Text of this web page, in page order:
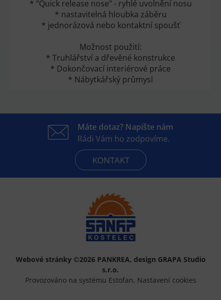
* "Quick release nose" - ryhlé uvolnění nosu
* nastavitelná hloubka záběru
* jednorázová nebo kontaktní spoušť
Možnost použití:
* Truhlářství a dřevěné konstrukce
* Dokončovací interiérové práce
* Nábytkářský průmysl
Máte dotaz? Napište nám
Rádi Vám ho zodpovíme.
KONTAKT
Webové stránky ©2026 PANKREA, design GRAPA Studio
s.r.o.
Provozováno na systému Estofan, Nastavení cookies